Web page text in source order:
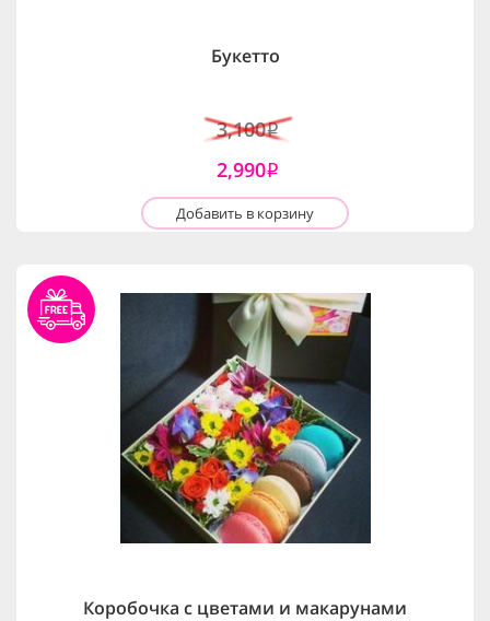
Букетто
3,100i
2,990i
Добавить в корзину
Коробочка с цветами и макарунами